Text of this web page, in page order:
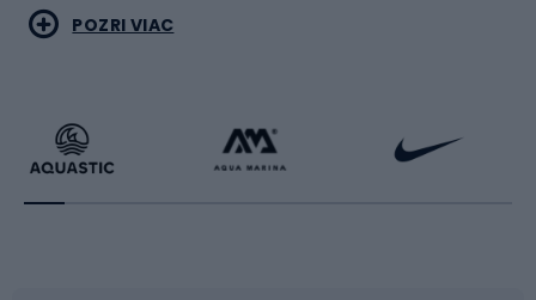
Vodné športy
Beh
Bojové umenia
Raketové športy
POZRI VIAC